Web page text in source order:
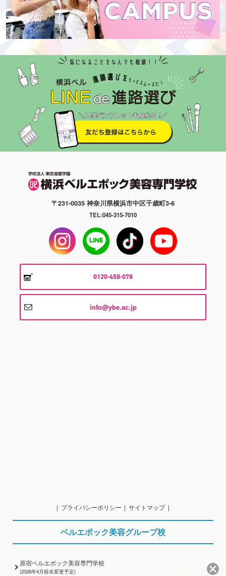
〒231-0035 神奈川県横浜市中区千歳町3-6
TEL:045-315-7010
0120-458-078
info@ybe.ac.jp
プライバシーポリシー サイトマップ
ベルエポック美容グループ校
原宿ベルエポック美容専門学校
(2026年4月校名変更予定)